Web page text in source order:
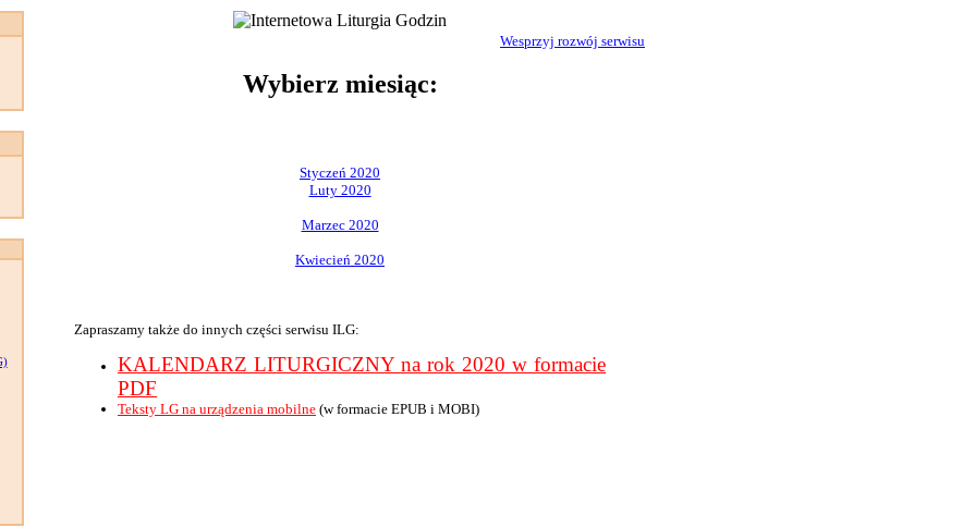
Wesprzyj rozwój serwisu
Wybierz miesiąc:
Styczeń 2020
Luty 2020
Marzec 2020
Kwiecień 2020
Zapraszamy także do innych części serwisu ILG:
KALENDARZ LITURGICZNY na rok 2020 w formacie
PDF
Teksty LG na urządzenia mobilne (w formacie EPUB i MOBI)